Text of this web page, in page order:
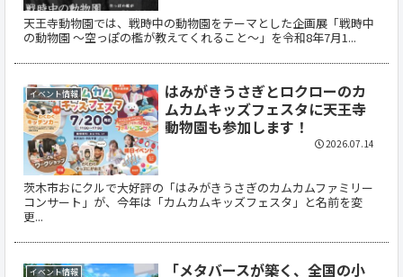
天王寺動物園では、戦時中の動物園をテーマとした企画展「戦時中
の動物園 ～空っぽの檻が教えてくれること～」を令和8年7月1...
イベント情報
はみがきうさぎとロクローのカ
ムカムキッズフェスタに天王寺
動物園も参加します！
茨木市おにクルで大好評の「はみがきうさぎのカムカムファミリー
コンサート」が、今年は「カムカムキッズフェスタ」と名前を変
更...
2026.07.14
イベント情報
「メタバースが築く、全国の小